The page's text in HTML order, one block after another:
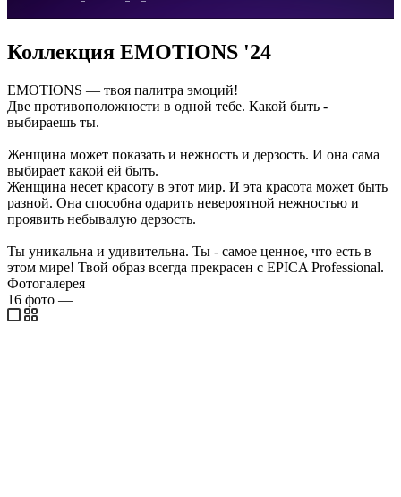
Коллекция EMOTIONS '24
EMOTIONS — твоя палитра эмоций!
Две противоположности в одной тебе. Какой быть -
выбираешь ты.
Женщина может показать и нежность и дерзость. И она сама
выбирает какой ей быть.
Женщина несет красоту в этот мир. И эта красота может быть
разной. Она способна одарить невероятной нежностью и
проявить небывалую дерзость.
Ты уникальна и удивительна. Ты - самое ценное, что есть в
этом мире! Твой образ всегда прекрасен с EPICA Professional.
Фотогалерея
16 фото —